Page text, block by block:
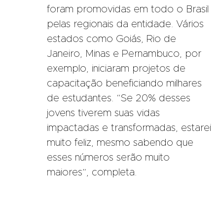
foram promovidas em todo o Brasil
pelas regionais da entidade. Vários
estados como Goiás, Rio de
Janeiro, Minas e Pernambuco, por
exemplo, iniciaram projetos de
capacitação beneficiando milhares
de estudantes. “Se 20% desses
jovens tiverem suas vidas
impactadas e transformadas, estarei
muito feliz, mesmo sabendo que
esses números serão muito
maiores”, completa.